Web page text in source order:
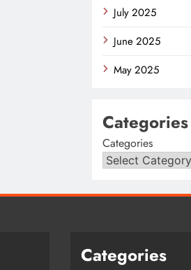
July 2025
June 2025
May 2025
Categories
Categories
Categories